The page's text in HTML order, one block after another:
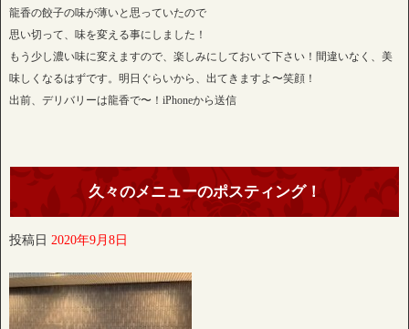
龍香の餃子の味が薄いと思っていたので
思い切って、味を変える事にしました！
もう少し濃い味に変えますので、楽しみにしておいて下さい！間違いなく、美
味しくなるはずです。明日ぐらいから、出てきますよ〜笑顔！
出前、デリバリーは龍香で〜！iPhoneから送信
久々のメニューのポスティング！
投稿日 2020年9月8日